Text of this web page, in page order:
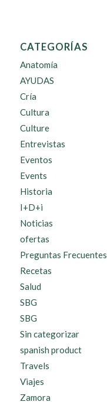
CATEGORÍAS
Anatomía
AYUDAS
Cría
Cultura
Culture
Entrevistas
Eventos
Events
Historia
I+D+i
Noticias
ofertas
Preguntas Frecuentes
Recetas
Salud
SBG
SBG
Sin categorizar
spanish product
Travels
Viajes
Zamora